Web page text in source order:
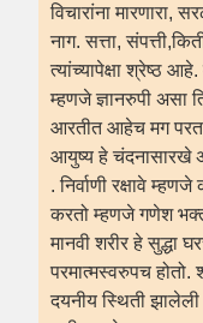
विचारांना मारणारा,
नाग. सत्ता,
त्यांच्यापेक्षा श्रेष्ठ
म्हणजे ज्ञानरुपी असा
आरतीत आहेच मग परत
आयुष्य हे चंदनासारखे
. निर्वाणी रक्षावे
करतो म्हणजे गणेश भक्त
मानवी शरीर हे सुद्धा
परमात्मस्वरुपच
दयनीय स्थिती झालेली